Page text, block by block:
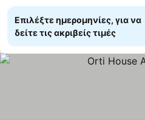
Επιλέξτε ημερομηνίες, για να
δείτε τις ακριβείς τιμές